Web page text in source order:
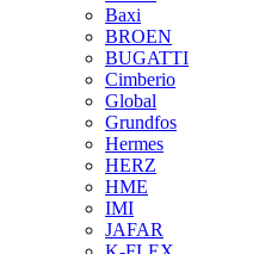
Baxi
BROEN
BUGATTI
Cimberio
Global
Grundfos
Hermes
HERZ
HME
IMI
JAFAR